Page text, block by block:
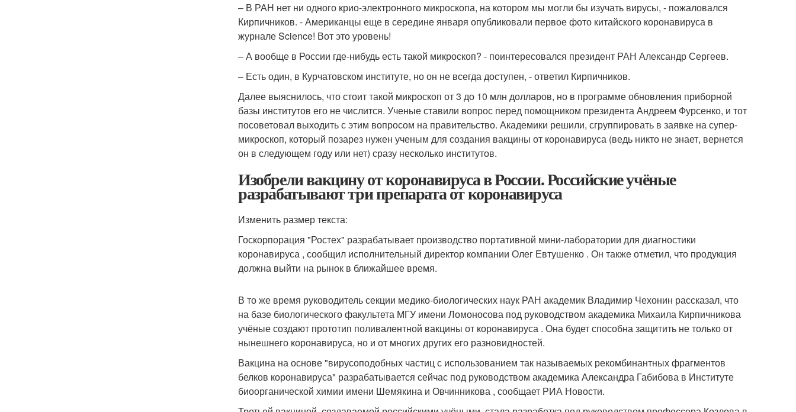
– В РАН нет ни одного крио-электронного микроскопа, на котором мы могли бы изучать вирусы, - пожаловался
Кирпичников. - Американцы еще в середине января опубликовали первое фото китайского коронавируса в
журнале Science! Вот это уровень!
– А вообще в России где-нибудь есть такой микроскоп? - поинтересовался президент РАН Александр Сергеев.
– Есть один, в Курчатовском институте, но он не всегда доступен, - ответил Кирпичников.
Далее выяснилось, что стоит такой микроскоп от 3 до 10 млн долларов, но в программе обновления приборной
базы институтов его не числится. Ученые ставили вопрос перед помощником президента Андреем Фурсенко, и тот
посоветовал выходить с этим вопросом на правительство. Академики решили, сгруппировать в заявке на супер-
микроскоп, который позарез нужен ученым для создания вакцины от коронавируса (ведь никто не знает, вернется
он в следующем году или нет) сразу несколько институтов.
Изобрели вакцину от коронавируса в России. Российские учёные
разрабатывают три препарата от коронавируса
Изменить размер текста:
Госкорпорация "Ростех" разрабатывает производство портативной мини-лаборатории для диагностики
коронавируса , сообщил исполнительный директор компании Олег Евтушенко . Он также отметил, что продукция
должна выйти на рынок в ближайшее время.
В то же время руководитель секции медико-биологических наук РАН академик Владимир Чехонин рассказал, что
на базе биологического факультета МГУ имени Ломоносова под руководством академика Михаила Кирпичникова
учёные создают прототип поливалентной вакцины от коронавируса . Она будет способна защитить не только от
нынешнего коронавируса, но и от многих других его разновидностей.
Вакцина на основе "вирусоподобных частиц с использованием так называемых рекомбинантных фрагментов
белков коронавируса" разрабатывается сейчас под руководством академика Александра Габибова в Институте
биоорганической химии имени Шемякина и Овчинникова , сообщает РИА Новости.